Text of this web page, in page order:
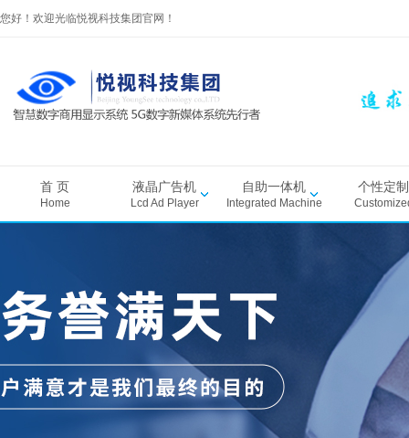
您好！欢迎光临悦视科技集团官网！
首 页
Home
液晶广告机
Lcd Ad Player
自助一体机
Integrated Machine
个性定制